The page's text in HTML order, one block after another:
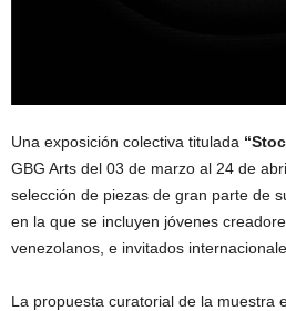
Una exposición colectiva titulada
GBG Arts del 03 de marzo al 24 de
selección de piezas de gran parte de
en la que se incluyen jóvenes
venezolanos, e invitados
La propuesta curatorial de la muestra